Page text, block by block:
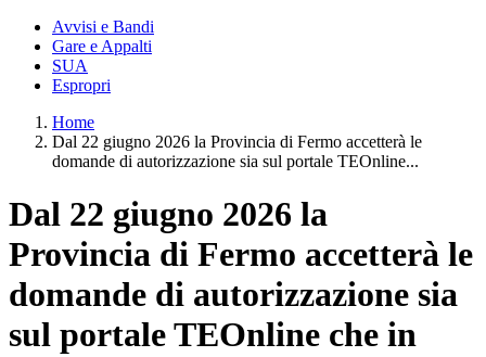
Avvisi e Bandi
Gare e Appalti
SUA
Espropri
Home
Dal 22 giugno 2026 la Provincia di Fermo accetterà le
domande di autorizzazione sia sul portale TEOnline...
Dal 22 giugno 2026 la
Provincia di Fermo accetterà le
domande di autorizzazione sia
sul portale TEOnline che in